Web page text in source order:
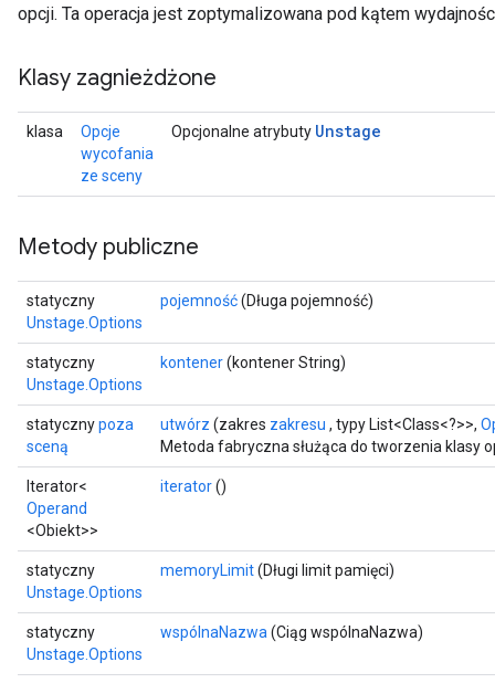
opcji. Ta operacja jest zoptymalizowana pod kątem
Klasy zagnieżdżone
klasa
Opcje
wycofania
ze sceny
Opcjonalne atrybuty Unstage
Metody publiczne
statyczny
Unstage.Options
pojemność(Długa pojemność)
statyczny
Unstage.Options
kontener(kontener String)
statycznypoza
sceną
utwórz (zakres zakresu , typy List<Class<?>>,
Metoda fabryczna służąca do tworzenia klasy
Iterator<
Operand
<Obiekt>>
iterator()
statyczny
Unstage.Options
memoryLimit(Długi limit pamięci)
statyczny
Unstage.Options
wspólnaNazwa (Ciąg wspólnaNazwa)